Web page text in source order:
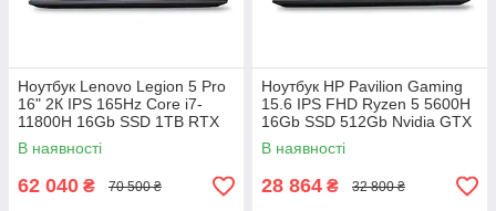
Ноутбук Lenovo Legion 5 Pro
16" 2К IPS 165Hz Core i7-
11800H 16Gb SSD 1TB RTX
3070 8GB
В наявності
62 040 ₴ 70 500 ₴
Ноутбук HP Pavilion Gaming
15.6 IPS FHD Ryzen 5 5600H
16Gb SSD 512Gb Nvidia GTX
1650 4GB
В наявності
28 864 ₴ 32 800 ₴